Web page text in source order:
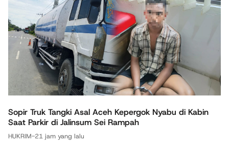
Sopir Truk Tangki Asal Aceh Kepergok Nyabu di Kabin
Saat Parkir di Jalinsum Sei Rampah
HUKRIM-21 jam yang lalu